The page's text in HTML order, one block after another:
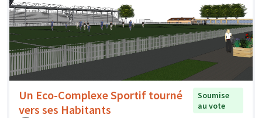
Un Eco-Complexe Sportif tourné
vers ses Habitants
Soumise
au vote